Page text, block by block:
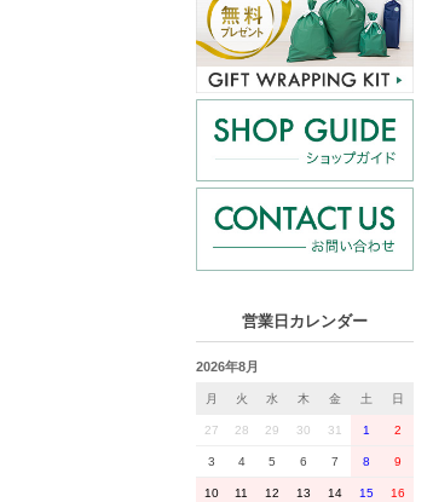
営業日カレンダー
2026年8月
月 火 水 木 金 土 日
27 28 29 30 31 1 2
3 4 5 6 7 8 9
10 11 12 13 14 15 16